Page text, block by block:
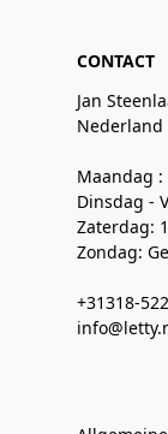
CONTACT
Jan
Nederland
Maandag :
Dinsdag -
Zaterdag:
Zondag:
+31318-